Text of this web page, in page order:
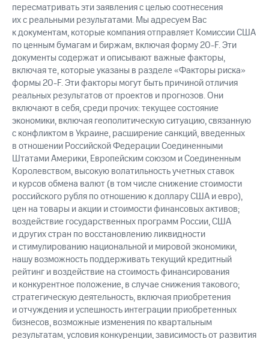
пересматривать эти заявления с целью соотнесения
их с реальными результатами. Мы адресуем Вас
к документам, которые компания отправляет Комиссии США
по ценным бумагам и биржам, включая форму 20-F. Эти
документы содержат и описывают важные факторы,
включая те, которые указаны в разделе «Факторы риска»
формы 20-F. Эти факторы могут быть причиной отличия
реальных результатов от проектов и прогнозов. Они
включают в себя, среди прочих: текущее состояние
экономики, включая геополитическую ситуацию, связанную
с конфликтом в Украине, расширение санкций, введенных
в отношении Российской Федерации Соединенными
Штатами Америки, Европейским союзом и Соединенным
Королевством, высокую волатильность учетных ставок
и курсов обмена валют (в том числе снижение стоимости
российского рубля по отношению к доллару США и евро),
цен на товары и акции и стоимости финансовых активов;
воздействие государственных программ России, США
и других стран по восстановлению ликвидности
и стимулированию национальной и мировой экономики,
нашу возможность поддерживать текущий кредитный
рейтинг и воздействие на стоимость финансирования
и конкурентное положение, в случае снижения такового;
стратегическую деятельность, включая приобретения
и отчуждения и успешность интеграции приобретенных
бизнесов, возможные изменения по квартальным
результатам, условия конкуренции, зависимость от развития